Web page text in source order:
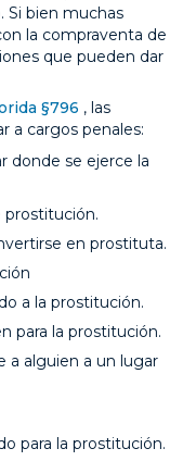
Si bien muchas
la compraventa de
que pueden dar
§796 , las
a cargos penales:
donde se ejerce la
prostitución.
en prostituta.
a la prostitución.
para la prostitución.
a alguien a un lugar
para la prostitución.